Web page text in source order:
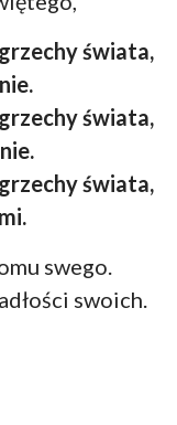
świata,
świata,
świata,
swego.
swoich.